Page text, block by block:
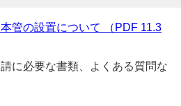
管の設置について （PDF 11.3
に必要な書類、よくある質問な